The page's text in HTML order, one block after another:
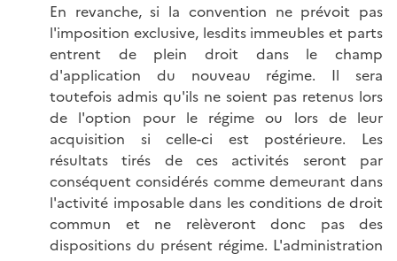
En revanche, si la convention ne prévoit pas
l'imposition exclusive, lesdits immeubles et parts
entrent de plein droit dans le champ
d'application du nouveau régime. Il sera
toutefois admis qu'ils ne soient pas retenus lors
de l'option pour le régime ou lors de leur
acquisition si celle-ci est postérieure. Les
résultats tirés de ces activités seront par
conséquent considérés comme demeurant dans
l'activité imposable dans les conditions de droit
commun et ne relèveront donc pas des
dispositions du présent régime. L'administration